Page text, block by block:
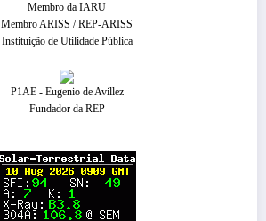
Membro da IARU
Membro ARISS / REP-ARISS
Instituição de Utilidade Pública
P1AE - Eugenio de Avillez
Fundador da REP